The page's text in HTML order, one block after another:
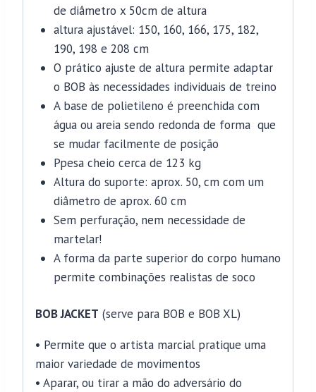
de diâmetro x 50cm de altura
altura ajustável: 150, 160, 166, 175, 182,
190, 198 e 208 cm
O prático ajuste de altura permite adaptar
o BOB às necessidades individuais de treino
A base de polietileno é preenchida com
água ou areia sendo redonda de forma que
se mudar facilmente de posição
Ppesa cheio cerca de 123 kg
Altura do suporte: aprox. 50, cm com um
diâmetro de aprox. 60 cm
Sem perfuração, nem necessidade de
martelar!
A forma da parte superior do corpo humano
permite combinações realistas de soco
BOB JACKET (serve para BOB e BOB XL)
• Permite que o artista marcial pratique uma
maior variedade de movimentos
• Aparar, ou tirar a mão do adversário do